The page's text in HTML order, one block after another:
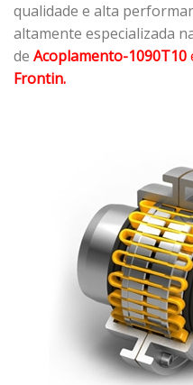
qualidade e alta
altamente especializada
de Acoplamento-1090T10
Frontin.